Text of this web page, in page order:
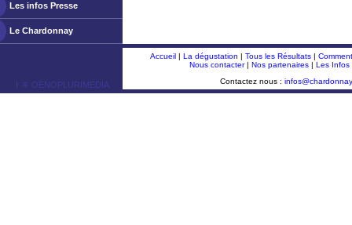
Les infos Presse
Le Chardonnay
ￂﾮ OENOPLURIMEDIA
Accueil| La dégustation | Tous les Résultats|
Nous contacter| Nos partenaires| Les Infos
Contactez nous :